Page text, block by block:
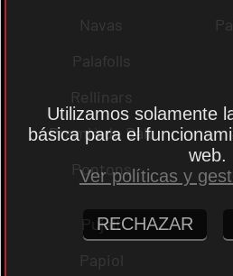
Navas
Palafolls
Rellinars
Premià de Dalt
Pontons
Pujalt
Papiol
Utilizamos solamente
básica para el
web.
Ver políticas y
RECHAZAR